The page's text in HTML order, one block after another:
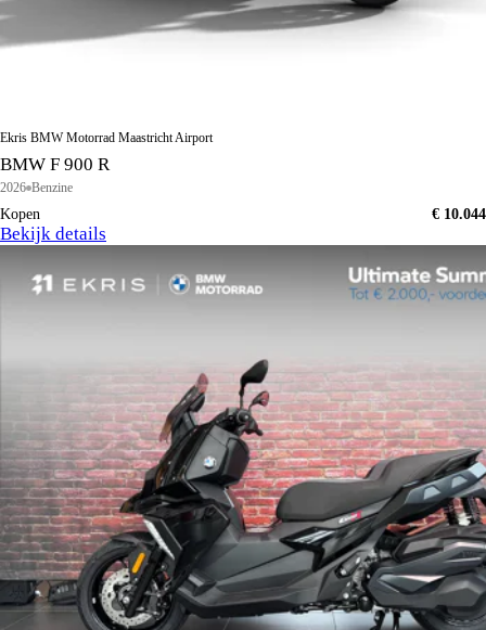
Ekris BMW Motorrad Maastricht Airport
BMW F 900 R
2026 Benzine
Kopen € 10.044
Bekijk details